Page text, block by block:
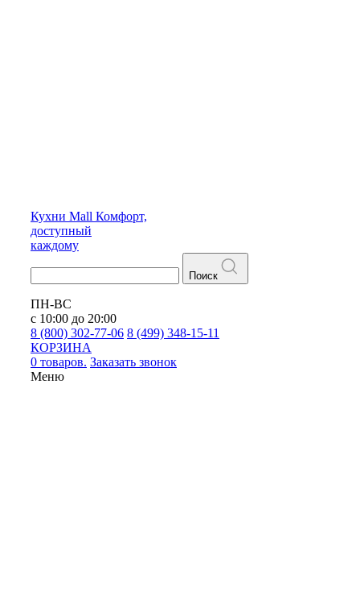
Кухни Mall Комфорт,
доступный
каждому
Поиск
ПН-ВС
с 10:00 до 20:00
8 (800) 302-77-06 8 (499) 348-15-11
КОРЗИНА
0 товаров. Заказать звонок
Меню